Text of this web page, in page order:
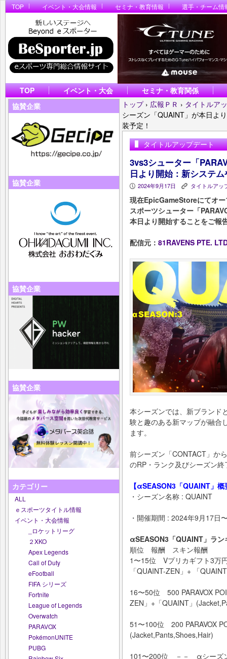
TOP イベント・大会情報 セミナ・教育情報 選手・チーム情
TOP イベント・大会
セミナ・教育関係
協賛企業
協賛企業
協賛企業
協賛企業
カテゴリー
ALL
ｅスポーツタイトル情報
イベント・大会情報
_ロケットリーグ
２XKO
Apex Legends
Call of Duty
eFootball
FIFA シリーズ
Fortnite
League of Legends
Overwatch
PARAVOX
PokémonUNITE
PUBG
トップ › 広報ＰＲ › タイトルア
シーズン「QUAINT」が本日よ
装予定！
タイトルアップデート
3vs3シューター「
日より開始：新システ
P 2024年9月17日 K タイトルアッ
現在EpicGameStoreにてオ
スポーツシューター「
本日より開始することをご報
配信元： 81RAVENS PTE.
本シーズンでは、新ブランド
験と趣のある新マップが融合
ます。
前シーズン「CONTACT」か
のRP・ランク及びシーズン
【αSEASON3「QUAINT」概
・シーズン名称 : QUAINT
・開催期間 : 2024年9月17日
αSEASON3「QUAINT」ラン
順位 報酬 スキン報酬
1〜15位 Vプリカギフト3万
「QUAINT-ZEN」+ 「
16〜50位 500 PARAVOX
ZEN」+「QUAINT」
51〜100位 200 PARAVOX
(Jacket,Pants,Shoes,Hair)
101〜200位 －－ αシーズ